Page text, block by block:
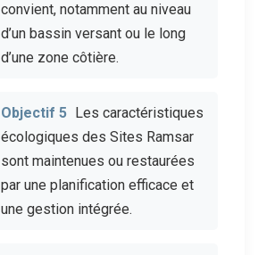
convient, notamment au niveau
d’un bassin versant ou le long
d’une zone côtière.
Objectif 5 Les caractéristiques
écologiques des Sites Ramsar
sont maintenues ou restaurées
par une planification efficace et
une gestion intégrée.